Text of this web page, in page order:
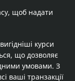
щоб надати
курси
що дозволяє
умовами. З
ваші транзакції